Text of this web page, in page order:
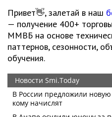
Привет👋, залетай в наш
— получение 400+
ММВБ на основе
паттернов, сезонности,
обучения.